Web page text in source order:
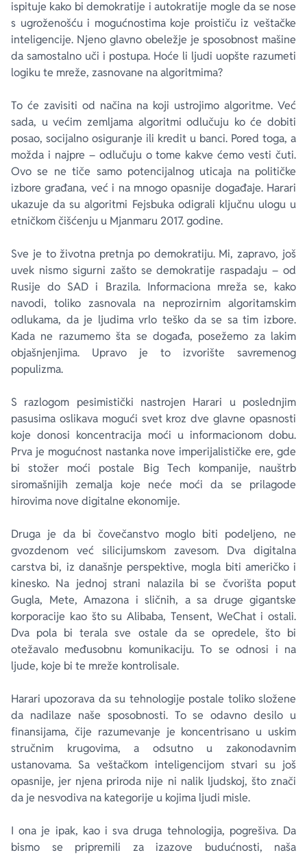
ispituje kako bi demokratije i autokratije mogle da se nose
s ugroženošću i mogućnostima koje proističu iz veštačke
inteligencije. Njeno glavno obeležje je sposobnost mašine
da samostalno uči i postupa. Hoće li ljudi uopšte razumeti
logiku te mreže, zasnovane na algoritmima?
To će zavisiti od načina na koji ustrojimo algoritme. Već
sada, u većim zemljama algoritmi odlučuju ko će dobiti
posao, socijalno osiguranje ili kredit u banci. Pored toga, a
možda i najpre – odlučuju o tome kakve ćemo vesti čuti.
Ovo se ne tiče samo potencijalnog uticaja na političke
izbore građana, već i na mnogo opasnije događaje. Harari
ukazuje da su algoritmi Fejsbuka odigrali ključnu ulogu u
etničkom čišćenju u Mjanmaru 2017. godine.
Sve je to životna pretnja po demokratiju. Mi, zapravo, još
uvek nismo sigurni zašto se demokratije raspadaju – od
Rusije do SAD i Brazila. Informaciona mreža se, kako
navodi, toliko zasnovala na neprozirnim algoritamskim
odlukama, da je ljudima vrlo teško da se sa tim izbore.
Kada ne razumemo šta se događa, posežemo za lakim
objašnjenjima. Upravo je to izvorište savremenog
populizma.
S razlogom pesimistički nastrojen Harari u poslednjim
pasusima oslikava mogući svet kroz dve glavne opasnosti
koje donosi koncentracija moći u informacionom dobu.
Prva je mogućnost nastanka nove imperijalističke ere, gde
bi stožer moći postale Big Tech kompanije, nauštrb
siromašnijih zemalja koje neće moći da se prilagode
hirovima nove digitalne ekonomije.
Druga je da bi čovečanstvo moglo biti podeljeno, ne
gvozdenom već silicijumskom zavesom. Dva digitalna
carstva bi, iz današnje perspektive, mogla biti američko i
kinesko. Na jednoj strani nalazila bi se čvorišta poput
Gugla, Mete, Amazona i sličnih, a sa druge gigantske
korporacije kao što su Alibaba, Tensent, WeChat i ostali.
Dva pola bi terala sve ostale da se opredele, što bi
otežavalo međusobnu komunikaciju. To se odnosi i na
ljude, koje bi te mreže kontrolisale.
Harari upozorava da su tehnologije postale toliko složene
da nadilaze naše sposobnosti. To se odavno desilo u
finansijama, čije razumevanje je koncentrisano u uskim
stručnim krugovima, a odsutno u zakonodavnim
ustanovama. Sa veštačkom inteligencijom stvari su još
opasnije, jer njena priroda nije ni nalik ljudskoj, što znači
da je nesvodiva na kategorije u kojima ljudi misle.
I ona je ipak, kao i sva druga tehnologija, pogrešiva. Da
bismo se pripremili za izazove budućnosti, naša